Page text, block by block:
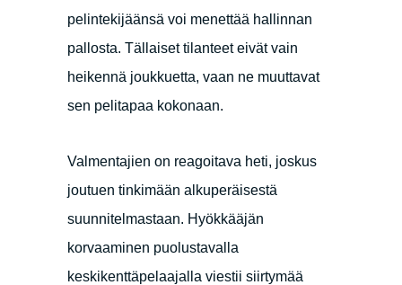
pelintekijäänsä voi menettää hallinnan
pallosta. Tällaiset tilanteet eivät vain
heikennä joukkuetta, vaan ne muuttavat
sen pelitapaa kokonaan.
Valmentajien on reagoitava heti, joskus
joutuen tinkimään alkuperäisestä
suunnitelmastaan. Hyökkääjän
korvaaminen puolustavalla
keskikenttäpelaajalla viestii siirtymää